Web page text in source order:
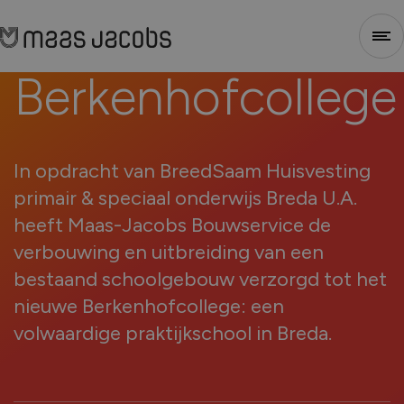
Sluiten
Stap 1 - Selecteer type
Voor welk soort project heb je nieuwe
Berkenhofcollege
In opdracht van BreedSaam Huisvesting
primair & speciaal onderwijs Breda U.A.
heeft Maas-Jacobs Bouwservice de
verbouwing en uitbreiding van een
bestaand schoolgebouw verzorgd tot het
nieuwe Berkenhofcollege: een
volwaardige praktijkschool in Breda.